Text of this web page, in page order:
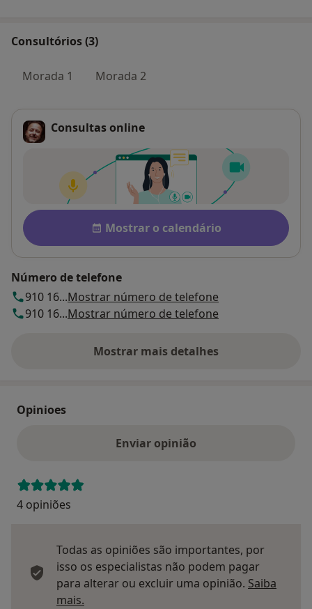
Consultórios (3)
Morada 1 Morada 2
Consultas online
Disponibilidade
Mostrar o calendário
Número de telefone
910 16...Mostrar número de telefone
910 16...Mostrar número de telefone
Mostrar mais detalhes
sobre o endereço
Opinioes
Enviar opinião
4 opiniões
Todas as opiniões são importantes, por
isso os especialistas não podem pagar
para alterar ou excluir uma opinião. Saiba
mais.